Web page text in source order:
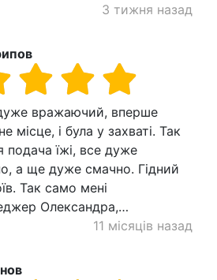
3 тижня назад
вражаючий, вперше
місце, і була у захваті. Так
їжі, все дуже
а ще дуже смачно. Гідний
Так само мені
Олександра,…
11 місяців назад